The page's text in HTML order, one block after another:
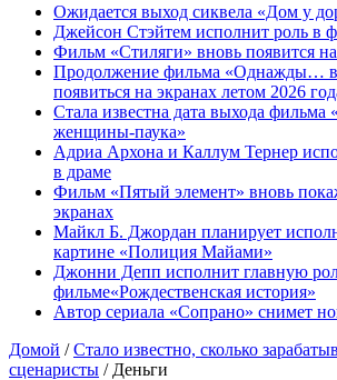
Ожидается выход сиквела «Дом у
Джейсон Стэйтем исполнит роль в
Фильм «Стиляги» вновь появится
Продолжение фильма «Однажды… в
появиться на экранах летом 2026
Стала известна дата выхода фильма
женщины-паука»
Адриа Архона и Каллум Тернер
в драме
Фильм «Пятый элемент» вновь
экранах
Майкл Б. Джордан планирует
картине «Полиция Майами»
Джонни Депп исполнит главную
фильме«Рождественская история»
Автор сериала «Сопрано» снимет
Домой / Стало известно, сколько
сценаристы / Деньги